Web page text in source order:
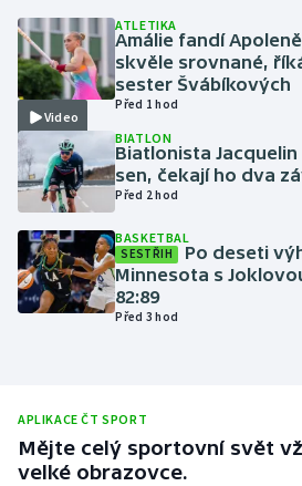
Lyže a snowboard
Moderní pětiboj
Motorsport
Olympijské hry
Parasport
Plavání
Ragby
Rychlobruslení
Video
ATLETIKA
Amálie fandí
skvěle srovnané,
sester Švábíkových
Před 1 hod
BIATLON
Biatlonista
sen, čekají ho dva
Před 2 hod
BASKETBAL
SESTŘIH
Po deseti
Minnesota s
82:89
Před 3 hod
APLIKACE ČT SPORT
Mějte celý sportovní svět
velké obrazovce.